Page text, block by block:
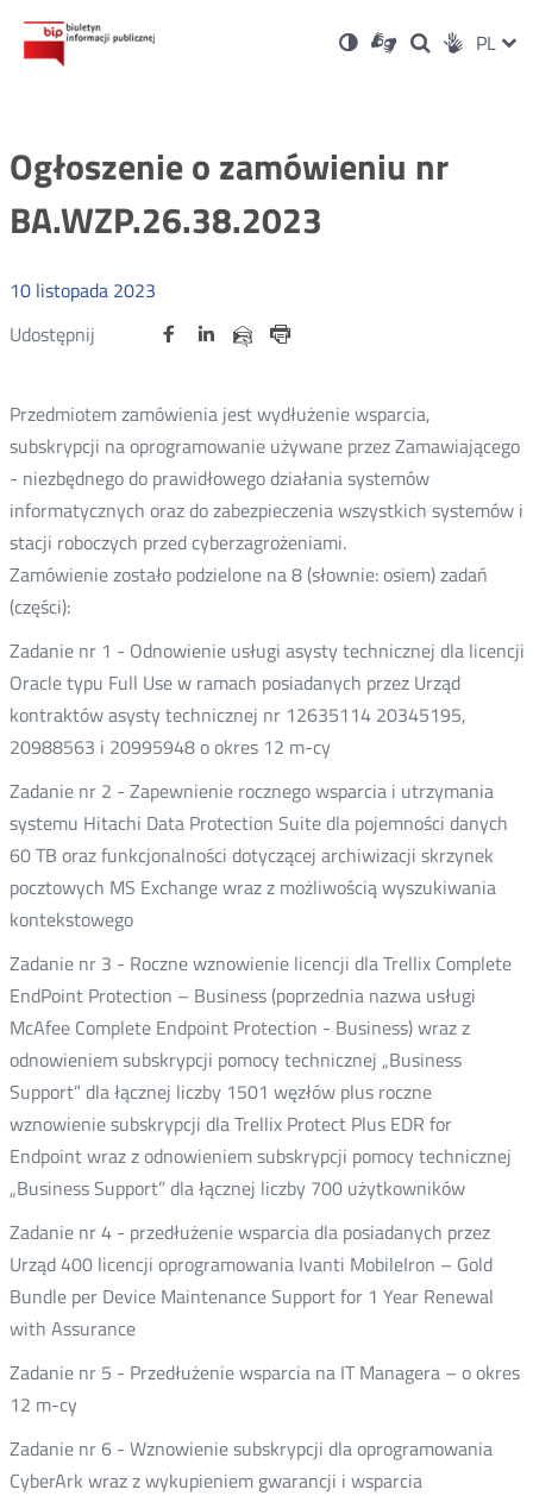
Ustawienia
Wersja
kontrastowa
Dla
niesłyszących
OtwórzOtwórz
w
Otwórz
w
Social PL
Ogłoszenie o zamówieniu nr
BA.WZP.26.38.2023
10 listopada 2023
Udostępnij
Udostępnij
Otwórz Udostępnij
na
OtwórzUdostępnij
na
OtwórzUdostępnij
przez
Przedmiotem zamówienia jest wydłużenie wsparcia,
subskrypcji na oprogramowanie używane przez Zamawiającego
- niezbędnego do prawidłowego działania systemów
informatycznych oraz do zabezpieczenia wszystkich systemów i
stacji roboczych przed cyberzagrożeniami.
Zamówienie zostało podzielone na 8 (słownie: osiem) zadań
(części):
Zadanie nr 1 - Odnowienie usługi asysty technicznej dla licencji
Oracle typu Full Use w ramach posiadanych przez Urząd
kontraktów asysty technicznej nr 12635114 20345195,
20988563 i 20995948 o okres 12 m-cy
Zadanie nr 2 - Zapewnienie rocznego wsparcia i utrzymania
systemu Hitachi Data Protection Suite dla pojemności danych
60 TB oraz funkcjonalności dotyczącej archiwizacji skrzynek
pocztowych MS Exchange wraz z możliwością wyszukiwania
kontekstowego
Zadanie nr 3 - Roczne wznowienie licencji dla Trellix Complete
EndPoint Protection – Business (poprzednia nazwa usługi
McAfee Complete Endpoint Protection - Business) wraz z
odnowieniem subskrypcji pomocy technicznej „Business
Support” dla łącznej liczby 1501 węzłów plus roczne
wznowienie subskrypcji dla Trellix Protect Plus EDR for
Endpoint wraz z odnowieniem subskrypcji pomocy technicznej
„Business Support” dla łącznej liczby 700 użytkowników
Zadanie nr 4 - przedłużenie wsparcia dla posiadanych przez
Urząd 400 licencji oprogramowania Ivanti MobileIron – Gold
Bundle per Device Maintenance Support for 1 Year Renewal
with Assurance
Zadanie nr 5 - Przedłużenie wsparcia na IT Managera – o okres
12 m-cy
Zadanie nr 6 - Wznowienie subskrypcji dla oprogramowania
CyberArk wraz z wykupieniem gwarancji i wsparcia